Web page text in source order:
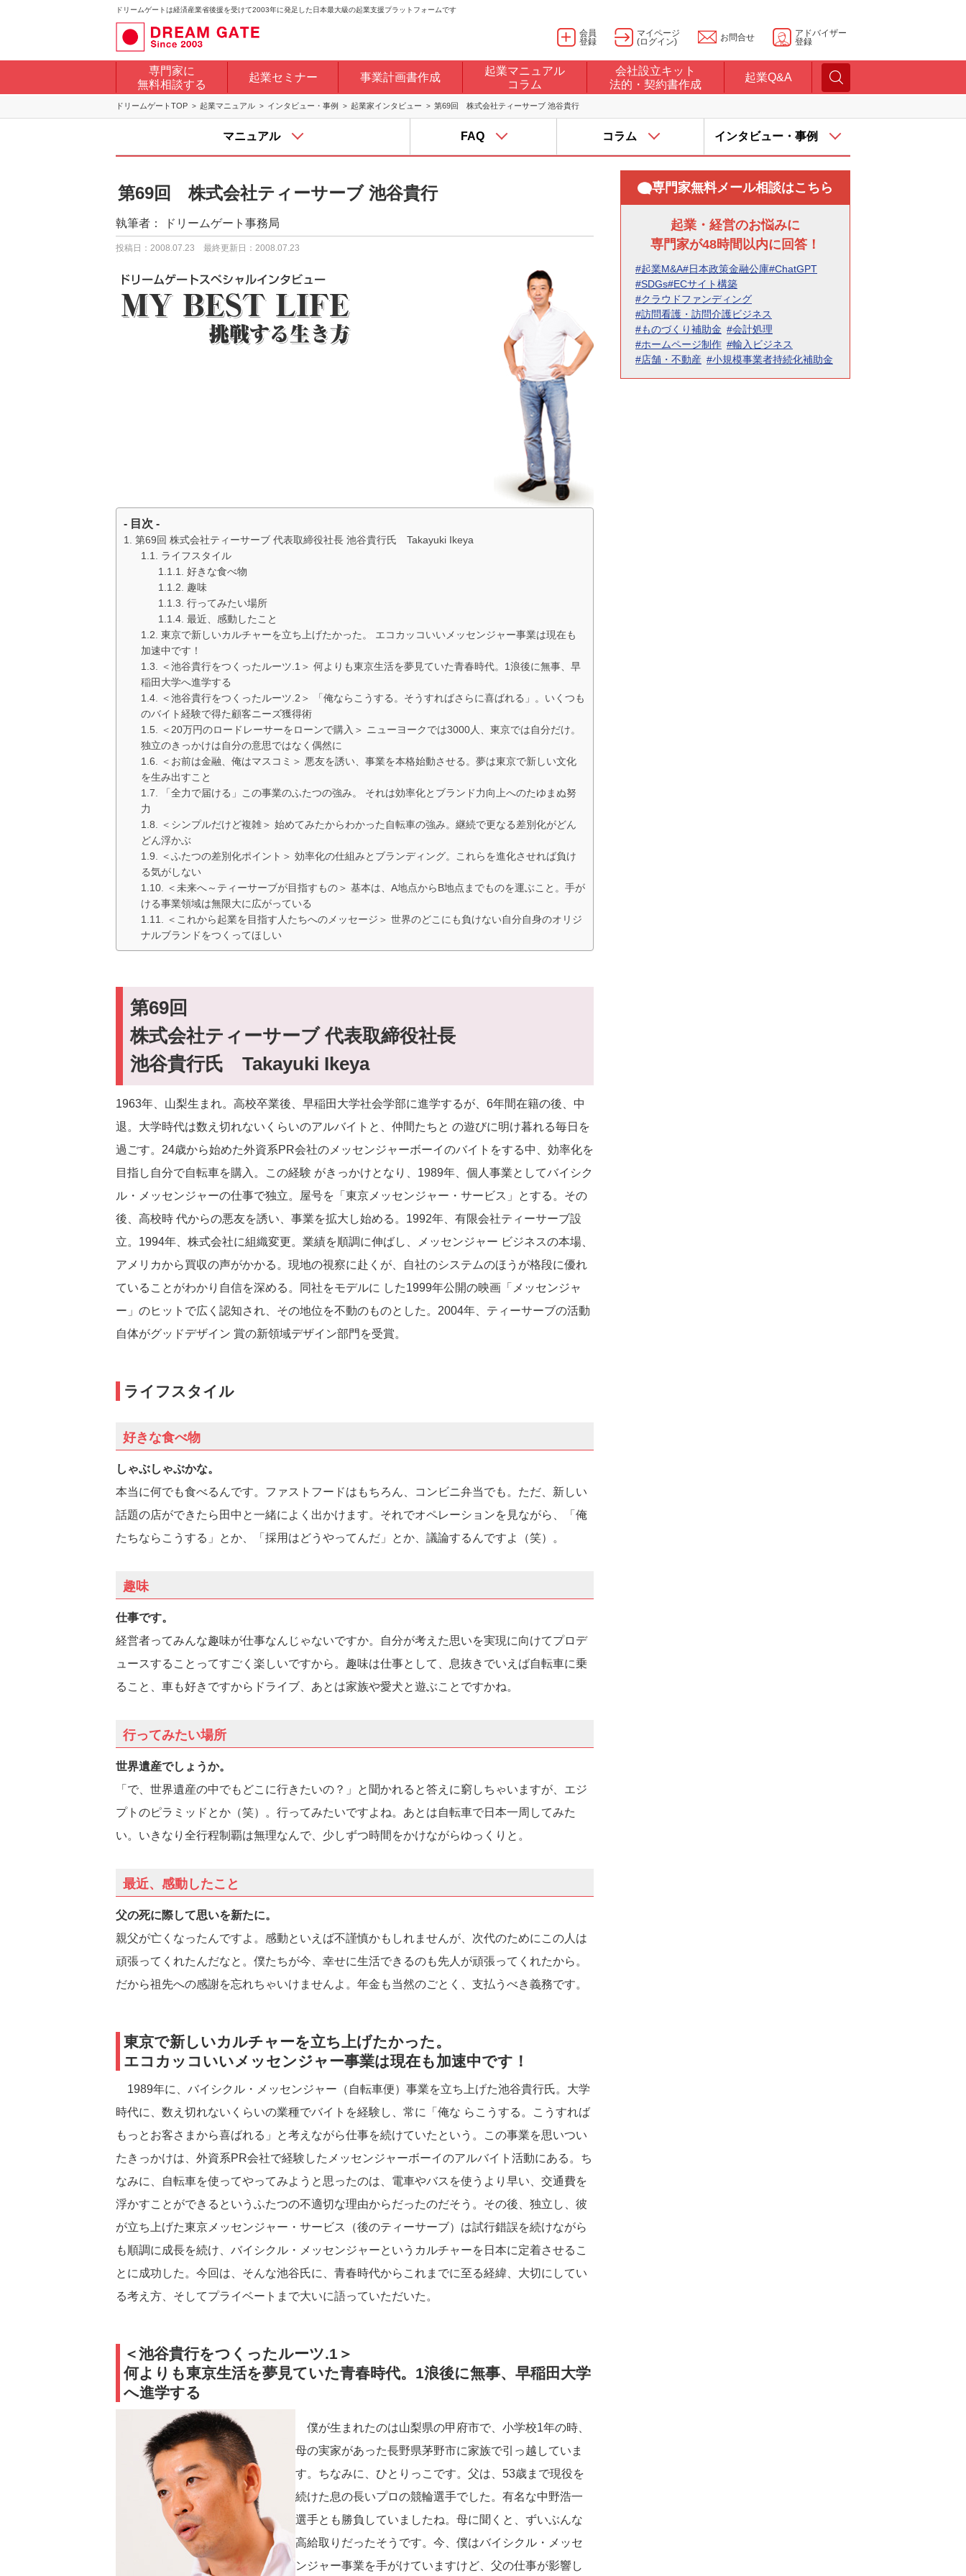
ドリームゲートは経済産業省後援を受けて2003年に発足した日本最大級の起業支援プラットフォームです
会員
登録
マイページ
(ログイン)
お問合せ
アドバイザー
登録
専門家に
無料相談する
起業セミナー 事業計画書作成
起業マニュアル
コラム
会社設立キット
法的・契約書作成
起業Q&A
ドリームゲートTOP 起業マニュアル インタビュー・事例 起業家インタビュー 第69回 株式会社ティーサーブ 池谷貴行
マニュアル FAQ コラム インタビュー・事例
第69回 株式会社ティーサーブ 池谷貴行
執筆者： ドリームゲート事務局
投稿日：2008.07.23 最終更新日：2008.07.23
- 目次 -
第69回 株式会社ティーサーブ 代表取締役社長 池谷貴行氏 Takayuki Ikeya
ライフスタイル
好きな食べ物
趣味
行ってみたい場所
最近、感動したこと
東京で新しいカルチャーを立ち上げたかった。 エコカッコいいメッセンジャー事業は現在も
加速中です！
＜池谷貴行をつくったルーツ.1＞ 何よりも東京生活を夢見ていた青春時代。1浪後に無事、早
稲田大学へ進学する
＜池谷貴行をつくったルーツ.2＞ 「俺ならこうする。そうすればさらに喜ばれる」。いくつも
のバイト経験で得た顧客ニーズ獲得術
＜20万円のロードレーサーをローンで購入＞ ニューヨークでは3000人、東京では自分だけ。
独立のきっかけは自分の意思ではなく偶然に
＜お前は金融、俺はマスコミ＞ 悪友を誘い、事業を本格始動させる。夢は東京で新しい文化
を生み出すこと
「全力で届ける」この事業のふたつの強み。 それは効率化とブランド力向上へのたゆまぬ努
力
＜シンプルだけど複雑＞ 始めてみたからわかった自転車の強み。継続で更なる差別化がどん
どん浮かぶ
＜ふたつの差別化ポイント＞ 効率化の仕組みとブランディング。これらを進化させれば負け
る気がしない
＜未来へ～ティーサーブが目指すもの＞ 基本は、A地点からB地点までものを運ぶこと。手が
ける事業領域は無限大に広がっている
＜これから起業を目指す人たちへのメッセージ＞ 世界のどこにも負けない自分自身のオリジ
ナルブランドをつくってほしい
第69回
株式会社ティーサーブ 代表取締役社長
池谷貴行氏 Takayuki Ikeya
1963年、山梨生まれ。高校卒業後、早稲田大学社会学部に進学するが、6年間在籍の後、中
退。大学時代は数え切れないくらいのアルバイトと、仲間たちと の遊びに明け暮れる毎日を
過ごす。24歳から始めた外資系PR会社のメッセンジャーボーイのバイトをする中、効率化を
目指し自分で自転車を購入。この経験 がきっかけとなり、1989年、個人事業としてバイシク
ル・メッセンジャーの仕事で独立。屋号を「東京メッセンジャー・サービス」とする。その
後、高校時 代からの悪友を誘い、事業を拡大し始める。1992年、有限会社ティーサーブ設
立。1994年、株式会社に組織変更。業績を順調に伸ばし、メッセンジャー ビジネスの本場、
アメリカから買収の声がかかる。現地の視察に赴くが、自社のシステムのほうが格段に優れ
ていることがわかり自信を深める。同社をモデルに した1999年公開の映画「メッセンジャ
ー」のヒットで広く認知され、その地位を不動のものとした。2004年、ティーサーブの活動
自体がグッドデザイン 賞の新領域デザイン部門を受賞。
ライフスタイル
好きな食べ物
しゃぶしゃぶかな。
本当に何でも食べるんです。ファストフードはもちろん、コンビニ弁当でも。ただ、新しい
話題の店ができたら田中と一緒によく出かけます。それでオペレーションを見ながら、「俺
たちならこうする」とか、「採用はどうやってんだ」とか、議論するんですよ（笑）。
趣味
仕事です。
経営者ってみんな趣味が仕事なんじゃないですか。自分が考えた思いを実現に向けてプロデ
ュースすることってすごく楽しいですから。趣味は仕事として、息抜きでいえば自転車に乗
ること、車も好きですからドライブ、あとは家族や愛犬と遊ぶことですかね。
行ってみたい場所
世界遺産でしょうか。
「で、世界遺産の中でもどこに行きたいの？」と聞かれると答えに窮しちゃいますが、エジ
プトのピラミッドとか（笑）。行ってみたいですよね。あとは自転車で日本一周してみた
い。いきなり全行程制覇は無理なんで、少しずつ時間をかけながらゆっくりと。
最近、感動したこと
父の死に際して思いを新たに。
親父が亡くなったんですよ。感動といえば不謹慎かもしれませんが、次代のためにこの人は
頑張ってくれたんだなと。僕たちが今、幸せに生活できるのも先人が頑張ってくれたから。
だから祖先への感謝を忘れちゃいけませんよ。年金も当然のごとく、支払うべき義務です。
東京で新しいカルチャーを立ち上げたかった。
エコカッコいいメッセンジャー事業は現在も加速中です！
1989年に、バイシクル・メッセンジャー（自転車便）事業を立ち上げた池谷貴行氏。大学
時代に、数え切れないくらいの業種でバイトを経験し、常に「俺な らこうする。こうすれば
もっとお客さまから喜ばれる」と考えながら仕事を続けていたという。この事業を思いつい
たきっかけは、外資系PR会社で経験したメッセンジャーボーイのアルバイト活動にある。ち
なみに、自転車を使ってやってみようと思ったのは、電車やバスを使うより早い、交通費を
浮かすことができるというふたつの不適切な理由からだったのだそう。その後、独立し、彼
が立ち上げた東京メッセンジャー・サービス（後のティーサーブ）は試行錯誤を続けながら
も順調に成長を続け、バイシクル・メッセンジャーというカルチャーを日本に定着させるこ
とに成功した。今回は、そんな池谷氏に、青春時代からこれまでに至る経緯、大切にしてい
る考え方、そしてプライベートまで大いに語っていただいた。
＜池谷貴行をつくったルーツ.1＞
何よりも東京生活を夢見ていた青春時代。1浪後に無事、早稲田大学
へ進学する
僕が生まれたのは山梨県の甲府市で、小学校1年の時、
母の実家があった長野県茅野市に家族で引っ越していま
す。ちなみに、ひとりっこです。父は、53歳まで現役を
続けた息の長いプロの競輪選手でした。有名な中野浩一
選手とも勝負していましたね。母に聞くと、ずいぶんな
高給取りだったそうです。今、僕はバイシクル・メッセ
ンジャー事業を手がけていますけど、父の仕事が影響し
専門家無料メール相談はこちら
起業・経営のお悩みに
専門家が48時間以内に回答！
#起業M&A#日本政策金融公庫#ChatGPT
#SDGs#ECサイト構築
#クラウドファンディング
#訪問看護・訪問介護ビジネス
#ものづくり補助金 #会計処理
#ホームページ制作 #輸入ビジネス
#店舗・不動産 #小規模事業者持続化補助金